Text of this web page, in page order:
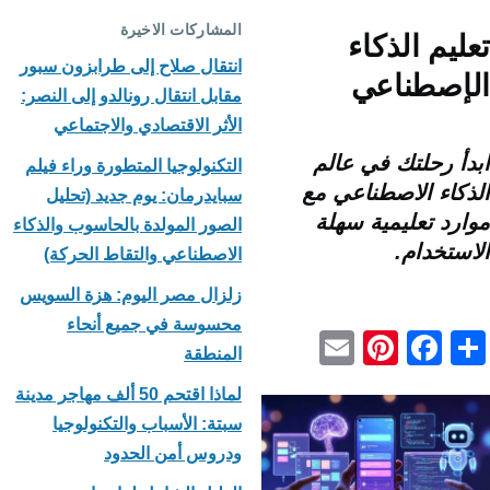
تعليم الذكاء
الإصطناعي
ابدأ رحلتك في عالم
الذكاء الاصطناعي مع
موارد تعليمية سهلة
الاستخدام.
S
ar
e
F
c
e
Pi
er
e
ail
المشاركات الاخيرة
انتقال صلاح إلى طرابزون سبور
مقابل انتقال رونالدو إلى النصر:
الأثر الاقتصادي والاجتماعي
التكنولوجيا المتطورة وراء فيلم
سبايدرمان: يوم جديد (تحليل
الصور المولدة بالحاسوب والذكاء
الاصطناعي والتقاط الحركة)
زلزال مصر اليوم: هزة السويس
محسوسة في جميع أنحاء
المنطقة
لماذا اقتحم 50 ألف مهاجر مدينة
سبتة: الأسباب والتكنولوجيا
ودروس أمن الحدود